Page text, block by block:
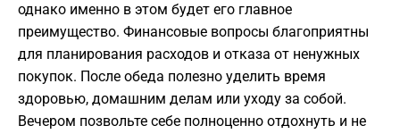
однако именно в этом будет его главное
преимущество. Финансовые вопросы благоприятны
для планирования расходов и отказа от ненужных
покупок. После обеда полезно уделить время
здоровью, домашним делам или уходу за собой.
Вечером позвольте себе полноценно отдохнуть и не